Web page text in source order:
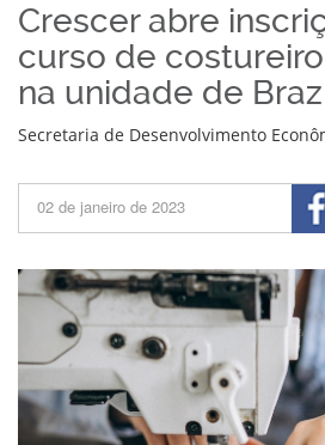
Crescer abre
curso de
na unidade de
Secretaria de Desenvolvimento
02 de janeiro de 2023